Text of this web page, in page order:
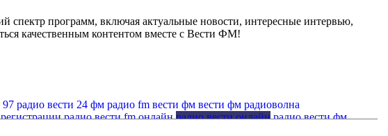
программ, включая актуальные новости, интересные интервью,
качественным контентом вместе с Вести ФМ!
97 радио вести 24 фм радио fm вести фм вести фм радиоволна
радио вести fm онлайн радио вести онлайн радио вести фм